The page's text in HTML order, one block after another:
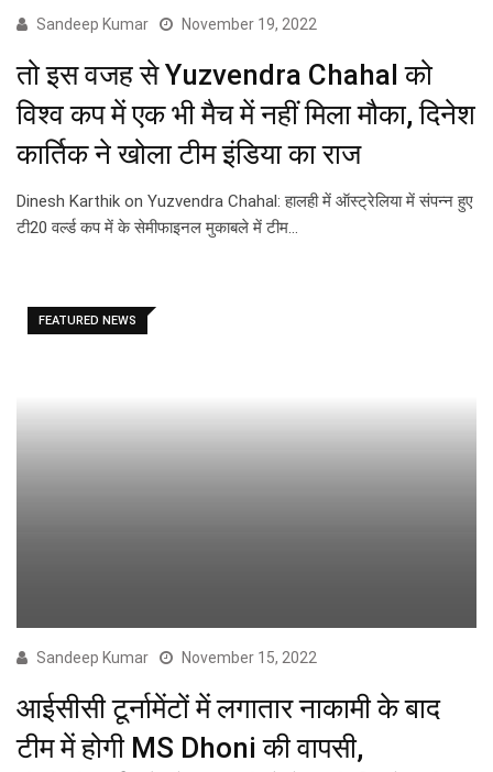
Sandeep Kumar November 19, 2022
तो इस वजह से Yuzvendra Chahal को
विश्व कप में एक भी मैच में नहीं मिला मौका, दिनेश
कार्तिक ने खोला टीम इंडिया का राज
Dinesh Karthik on Yuzvendra Chahal: हालही में ऑस्ट्रेलिया में संपन्न हुए
टी20 वर्ल्ड कप में के सेमीफाइनल मुकाबले में टीम…
FEATURED NEWS
Sandeep Kumar November 15, 2022
आईसीसी टूर्नामेंटों में लगातार नाकामी के बाद
टीम में होगी MS Dhoni की वापसी,